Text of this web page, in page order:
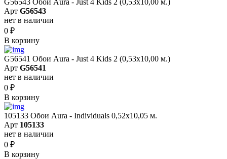
Арт G56543
нет в наличии
0 ₽
В корзину
G56541 Обои Aura - Just 4 Kids 2 (0,53х10,00 м.)
Арт G56541
нет в наличии
0 ₽
В корзину
105133 Обои Aura - Individuals 0,52х10,05 м.
Арт 105133
нет в наличии
0 ₽
В корзину